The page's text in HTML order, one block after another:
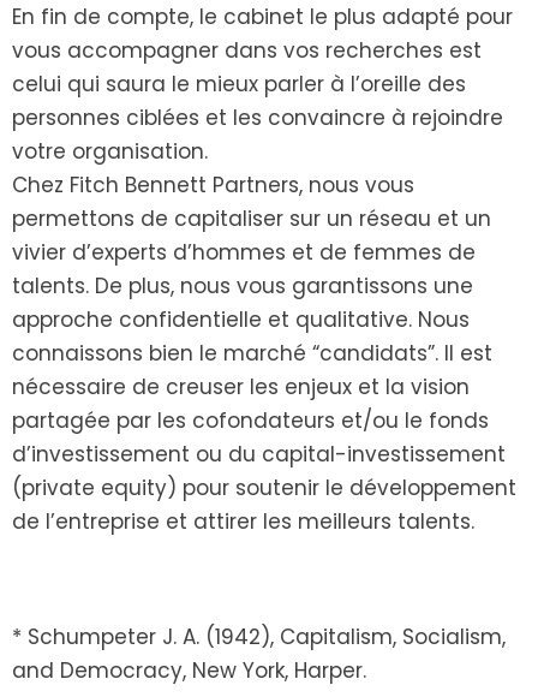
En fin de compte, le cabinet le plus adapté pour
vous accompagner dans vos recherches est
celui qui saura le mieux parler à l’oreille des
personnes ciblées et les convaincre à rejoindre
votre organisation.
Chez Fitch Bennett Partners, nous vous
permettons de capitaliser sur un réseau et un
vivier d’experts d’hommes et de femmes de
talents. De plus, nous vous garantissons une
approche confidentielle et qualitative. Nous
connaissons bien le marché “candidats”. Il est
nécessaire de creuser les enjeux et la vision
partagée par les cofondateurs et/ou le fonds
d’investissement ou du capital-investissement
(private equity) pour soutenir le développement
de l’entreprise et attirer les meilleurs talents.
* Schumpeter J. A. (1942), Capitalism, Socialism,
and Democracy, New York, Harper.